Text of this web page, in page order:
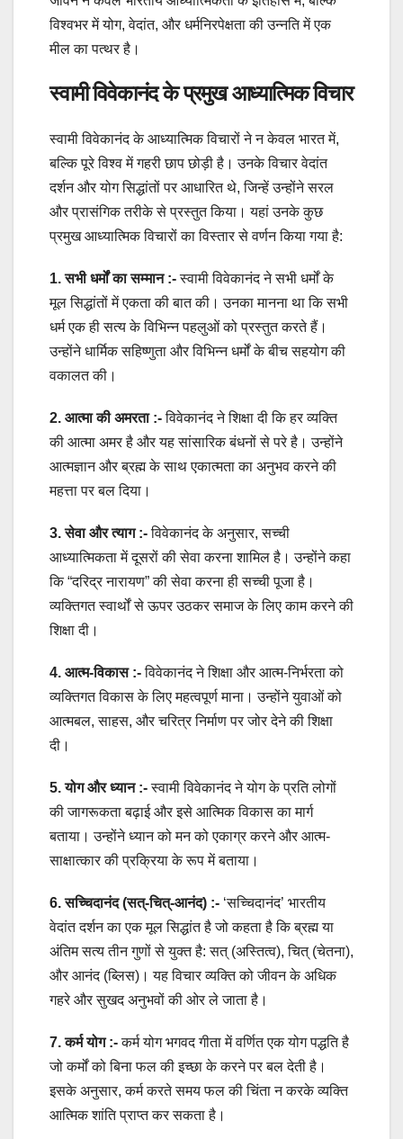
विश्वभर में योग, वेदांत, और धर्मनिरपेक्षता की उन्नति में एक
मील का पत्थर है।
स्वामी विवेकानंद के प्रमुख आध्यात्मिक विचार
स्वामी विवेकानंद के आध्यात्मिक विचारों ने न केवल भारत में,
बल्कि पूरे विश्व में गहरी छाप छोड़ी है। उनके विचार वेदांत
दर्शन और योग सिद्धांतों पर आधारित थे, जिन्हें उन्होंने सरल
और प्रासंगिक तरीके से प्रस्तुत किया। यहां उनके कुछ
प्रमुख आध्यात्मिक विचारों का विस्तार से वर्णन किया गया है:
1. सभी धर्मों का सम्मान :-स्वामी विवेकानंद ने सभी धर्मों के
मूल सिद्धांतों में एकता की बात की। उनका मानना था कि सभी
धर्म एक ही सत्य के विभिन्न पहलुओं को प्रस्तुत करते हैं।
उन्होंने धार्मिक सहिष्णुता और विभिन्न धर्मों के बीच सहयोग की
वकालत की।
2. आत्मा की अमरता :-विवेकानंद ने शिक्षा दी कि हर व्यक्ति
की आत्मा अमर है और यह सांसारिक बंधनों से परे है। उन्होंने
आत्मज्ञान और ब्रह्म के साथ एकात्मता का अनुभव करने की
महत्ता पर बल दिया।
3. सेवा और त्याग :-विवेकानंद के अनुसार, सच्ची
आध्यात्मिकता में दूसरों की सेवा करना शामिल है। उन्होंने कहा
कि “दरिद्र नारायण” की सेवा करना ही सच्ची पूजा है।
व्यक्तिगत स्वार्थों से ऊपर उठकर समाज के लिए काम करने की
शिक्षा दी।
4. आत्म-विकास :-विवेकानंद ने शिक्षा और आत्म-निर्भरता को
व्यक्तिगत विकास के लिए महत्वपूर्ण माना। उन्होंने युवाओं को
आत्मबल, साहस, और चरित्र निर्माण पर जोर देने की शिक्षा
दी।
5. योग और ध्यान :-स्वामी विवेकानंद ने योग के प्रति लोगों
की जागरूकता बढ़ाई और इसे आत्मिक विकास का मार्ग
बताया। उन्होंने ध्यान को मन को एकाग्र करने और आत्म-
साक्षात्कार की प्रक्रिया के रूप में बताया।
6. सच्चिदानंद (सत्-चित्-आनंद) :- ‘सच्चिदानंद’ भारतीय
वेदांत दर्शन का एक मूल सिद्धांत है जो कहता है कि ब्रह्म या
अंतिम सत्य तीन गुणों से युक्त है: सत् (अस्तित्व), चित् (चेतना),
और आनंद (ब्लिस)। यह विचार व्यक्ति को जीवन के अधिक
गहरे और सुखद अनुभवों की ओर ले जाता है।
7. कर्म योग :-कर्म योग भगवद गीता में वर्णित एक योग पद्धति है
जो कर्मों को बिना फल की इच्छा के करने पर बल देती है।
इसके अनुसार, कर्म करते समय फल की चिंता न करके व्यक्ति
आत्मिक शांति प्राप्त कर सकता है।